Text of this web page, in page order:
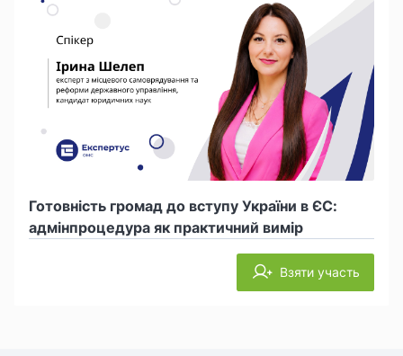
Готовність громад до вступу України в ЄС:
адмінпроцедура як практичний вимір
Взяти участь